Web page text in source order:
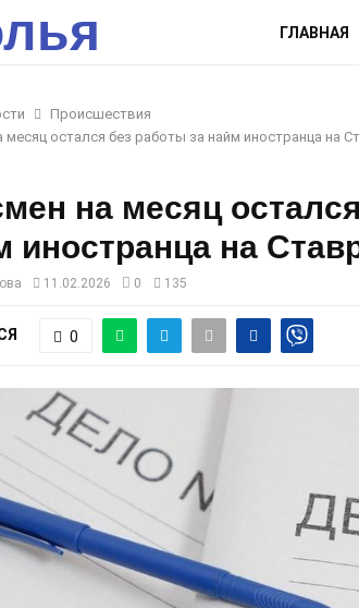
ГЛАВНАЯ
Происшествия
месяц остался без работы за найм иностранца на
на месяц
иностранца на
11.02.2026 0 135
0